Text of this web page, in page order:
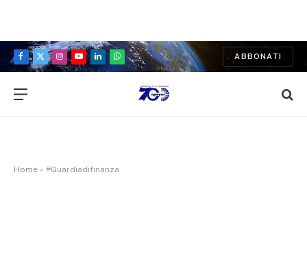
Facebook
X
Instagram
YouTubeLinkedInWhatsApp
ABBONATI
Home » #Guardiadifinanza